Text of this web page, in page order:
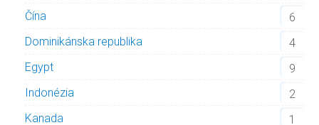
Čína
6
Dominikánska republika
4
Egypt
9
Indonézia
2
Kanada
1